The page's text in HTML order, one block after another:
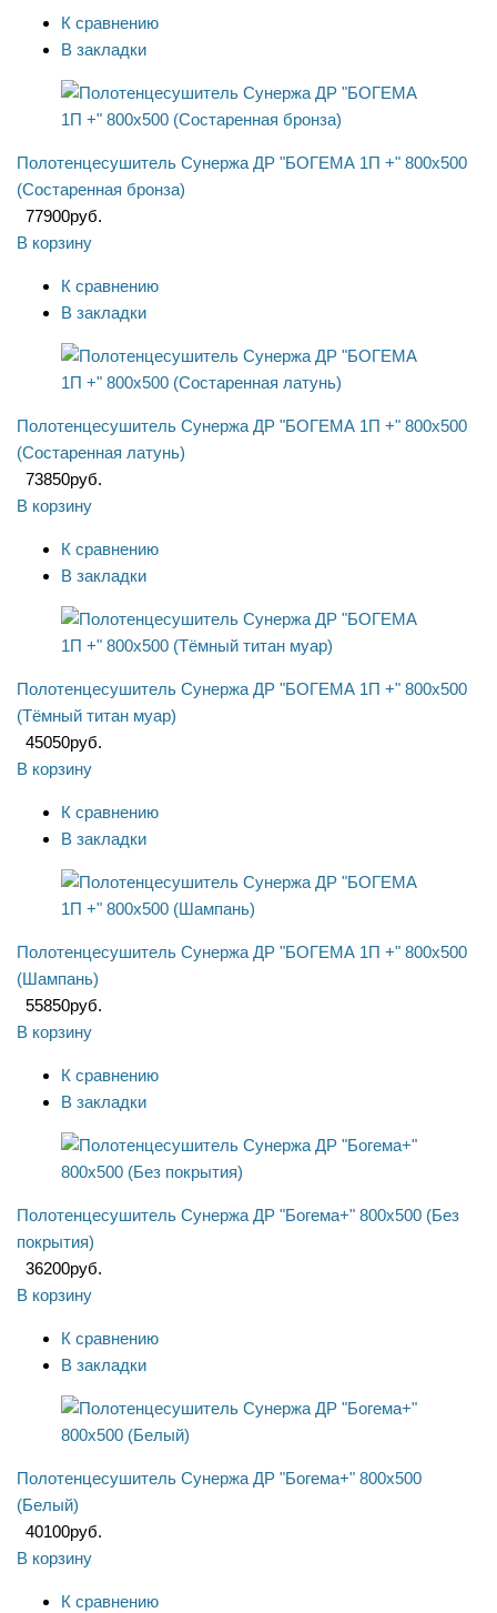
К сравнению
В закладки
Полотенцесушитель Сунержа ДР "БОГЕМА 1П +" 800х500
(Состаренная бронза)
77900руб.
В корзину
К сравнению
В закладки
Полотенцесушитель Сунержа ДР "БОГЕМА 1П +" 800х500
(Состаренная латунь)
73850руб.
В корзину
К сравнению
В закладки
Полотенцесушитель Сунержа ДР "БОГЕМА 1П +" 800х500
(Тёмный титан муар)
45050руб.
В корзину
К сравнению
В закладки
Полотенцесушитель Сунержа ДР "БОГЕМА 1П +" 800х500
(Шампань)
55850руб.
В корзину
К сравнению
В закладки
Полотенцесушитель Сунержа ДР "Богема+" 800х500 (Без
покрытия)
36200руб.
В корзину
К сравнению
В закладки
Полотенцесушитель Сунержа ДР "Богема+" 800х500
(Белый)
40100руб.
В корзину
К сравнению